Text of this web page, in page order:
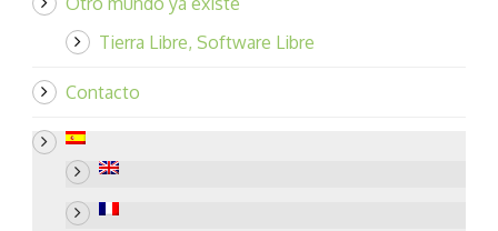
Tierra Libre, Software Libre
Contacto